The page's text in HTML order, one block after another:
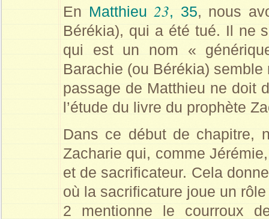
En Matthieu 23, 35, nous
Bérékia), qui a été tué. Il ne
qui est un nom «
Barachie (ou Bérékia)
passage de Matthieu ne doit
l’étude du livre du prophète
Dans ce début de chapitre,
Zacharie qui, comme
et de sacrificateur. Cela
où la sacrificature joue un
2 mentionne le courroux